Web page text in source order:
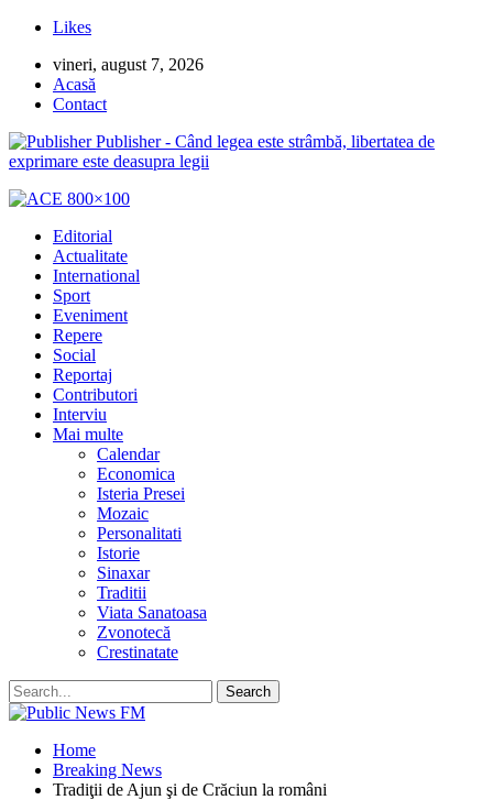
Likes
vineri, august 7, 2026
Acasă
Contact
Publisher - Când legea este strâmbă, libertatea de
exprimare este deasupra legii
Editorial
Actualitate
International
Sport
Eveniment
Repere
Social
Reportaj
Contributori
Interviu
Mai multe
Calendar
Economica
Isteria Presei
Mozaic
Personalitati
Istorie
Sinaxar
Traditii
Viata Sanatoasa
Zvonotecă
Crestinatate
Home
Breaking News
Tradiţii de Ajun şi de Crăciun la români